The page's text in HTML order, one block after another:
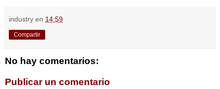
industry en 14:59
Compartir
No hay comentarios:
Publicar un comentario